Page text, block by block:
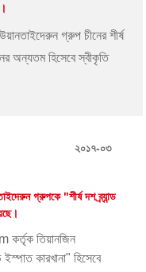
গ্রুপ চীনের শীর্ষ
অন্যতম হিসেবে স্বীকৃতি
২০১৭-০৩
গ্রুপকে "শীর্ষ দশ ব্র্যান্ড
কর্তৃক তিয়ানজিন
কারখানা" হিসেবে